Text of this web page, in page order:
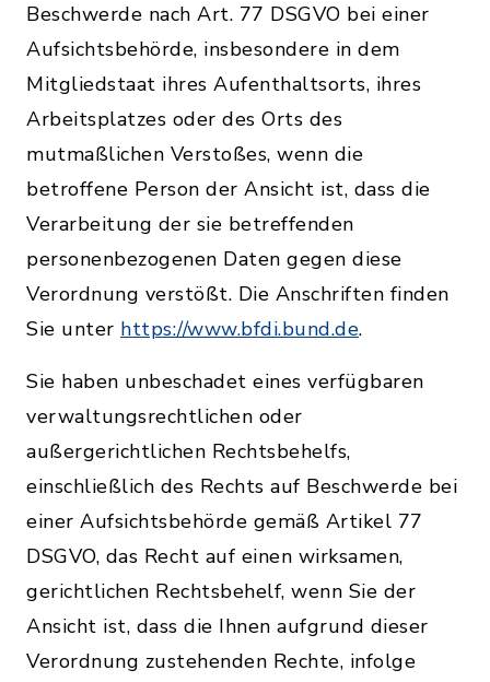
Beschwerde nach Art. 77 DSGVO bei einer
Aufsichtsbehörde, insbesondere in dem
Mitgliedstaat ihres Aufenthaltsorts, ihres
Arbeitsplatzes oder des Orts des
mutmaßlichen Verstoßes, wenn die
betroffene Person der Ansicht ist, dass die
Verarbeitung der sie betreffenden
personenbezogenen Daten gegen diese
Verordnung verstößt. Die Anschriften finden
Sie unter https://www.bfdi.bund.de.
Sie haben unbeschadet eines verfügbaren
verwaltungsrechtlichen oder
außergerichtlichen Rechtsbehelfs,
einschließlich des Rechts auf Beschwerde bei
einer Aufsichtsbehörde gemäß Artikel 77
DSGVO, das Recht auf einen wirksamen,
gerichtlichen Rechtsbehelf, wenn Sie der
Ansicht ist, dass die Ihnen aufgrund dieser
Verordnung zustehenden Rechte, infolge